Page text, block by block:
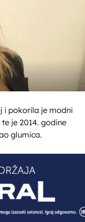
i pokorila je modni
je 2014. godine
glumica.